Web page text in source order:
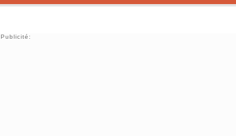
Publicité: